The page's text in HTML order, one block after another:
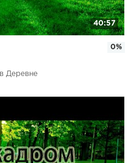
40:57
Деревне
0%